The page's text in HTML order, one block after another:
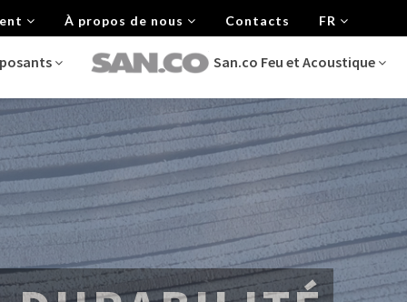
À propos de nous Contacts FR
San.co Feu et Acoustique